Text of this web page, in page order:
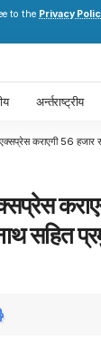
to the Privacy
अर्न्तराष्ट्रीय
कराएगी 56 हजार रु में
सहित